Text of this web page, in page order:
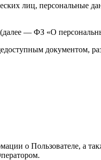
лиц, персональные
(далее — ФЗ «О
документом,
о Пользователе, а